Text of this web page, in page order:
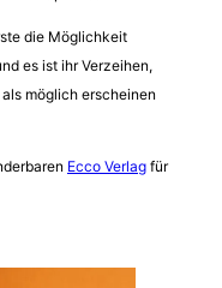
die Möglichkeit
es ist ihr Verzeihen,
möglich erscheinen
Ecco Verlag für